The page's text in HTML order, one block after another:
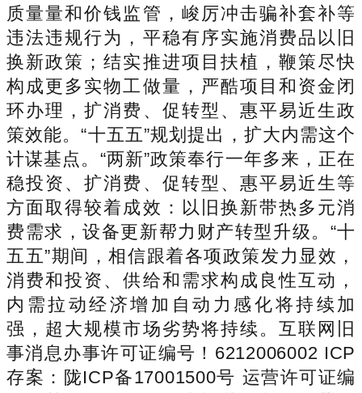
质量量和价钱监管，峻厉冲击骗补套补等
违法违规行为，平稳有序实施消费品以旧
换新政策；结实推进项目扶植，鞭策尽快
构成更多实物工做量，严酷项目和资金闭
环办理，扩消费、促转型、惠平易近生政
策效能。“十五五”规划提出，扩大内需这个
计谋基点。“两新”政策奉行一年多来，正在
稳投资、扩消费、促转型、惠平易近生等
方面取得较着成效：以旧换新带热多元消
费需求，设备更新帮力财产转型升级。“十
五五”期间，相信跟着各项政策发力显效，
消费和投资、供给和需求构成良性互动，
内需拉动经济增加自动力感化将持续加
强，超大规模市场劣势将持续。互联网旧
事消息办事许可证编号！6212006002 ICP
存案：陇ICP备17001500号 运营许可证编